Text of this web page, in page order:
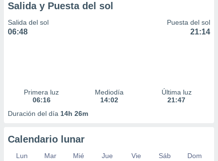
Salida y Puesta del sol
Salida del sol
06:48
Puesta del sol
21:14
Primera luz
06:16
Mediodía
14:02
Última luz
21:47
Duración del día 14h 26m
Calendario lunar
Lun Mar Mié Jue Vie Sáb
Dom